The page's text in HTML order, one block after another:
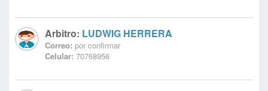
Arbitro: LUDWIG HERRERA
Correo: por confirmar
Celular: 70768956